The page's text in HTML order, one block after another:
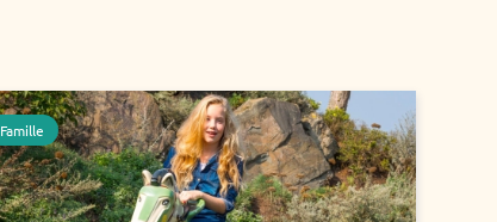
Famille